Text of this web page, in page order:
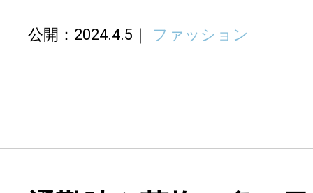
公開：2024.4.5 ファッション